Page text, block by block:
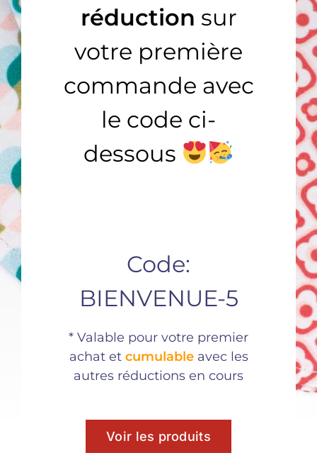
Fleurs des champs
14,90€
AJOUTER AU PANIER
/
Rêveuse
14,90
AJOUTER AU CHARIOT
réduction sur
votre première
commande avec
le code ci-
dessous
Code:
BIENVENUE-5
* Valable pour votre premier
achat et cumulableavec les
autres réductions en cours
Voir les produits